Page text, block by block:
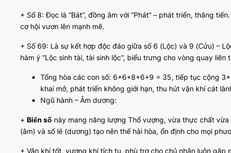
+ Số 8: Đọc là “Bát”, đồng âm với “Phát” – phát triển, thăng
cơ hội vươn lên mạnh mẽ.
+ Số 69: Là sự kết hợp độc đáo giữa số 6 (Lộc) và 9 (Cửu) –
hàm ý “Lộc sinh tài, tài sinh lộc”, biểu trưng cho vòng quay
Tổng hòa các con số: 6+6+8+6+9 = 35, tiếp tục cộng
khai mở, phát triển không giới hạn, thu hút vận khí cát
Ngũ hành – Âm dương:
+ Biển số này mang năng lượng Thổ vượng, vừa thực chất
(âm) và số lẻ (dương) tạo nên thế hài hòa, ổn định cho mọi
+ Vận khí tốt, vượng khí tích tụ, phù trợ cho chủ nhân luôn